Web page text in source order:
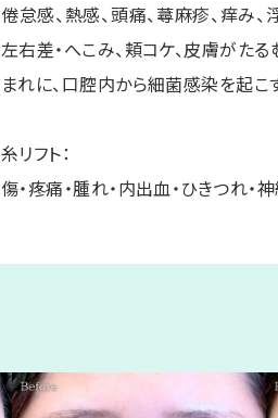
倦怠感、熱感、頭痛、蕁麻疹、痒み
左右差・へこみ、頬コケ、皮膚がた
まれに、口腔内から細菌感染を起こ
糸リフト：
傷・疼痛・腫れ・内出血・ひきつれ